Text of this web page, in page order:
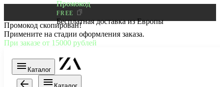
Промокод
FREE
Бесплатная доставка из Европы
Промокод скопирован!
Примените на стадии оформления заказа.
При заказе от 15000 рублей
Каталог